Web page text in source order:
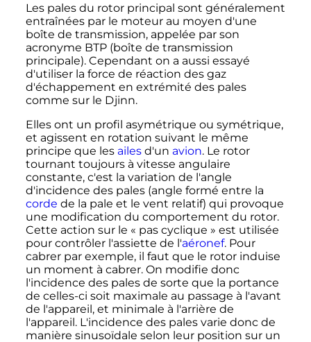
Les pales du rotor principal sont généralement
entraînées par le moteur au moyen d'une
boîte de transmission, appelée par son
acronyme BTP (boîte de transmission
principale). Cependant on a aussi essayé
d'utiliser la force de réaction des gaz
d'échappement en extrémité des pales
comme sur le Djinn.
Elles ont un profil asymétrique ou symétrique,
et agissent en rotation suivant le même
principe que les ailesd'un avion. Le rotor
tournant toujours à vitesse angulaire
constante, c'est la variation de l'angle
d'incidence des pales (angle formé entre la
corde de la pale et le vent relatif) qui provoque
une modification du comportement du rotor.
Cette action sur le « pas cyclique » est utilisée
pour contrôler l'assiette de l'aéronef. Pour
cabrer par exemple, il faut que le rotor induise
un moment à cabrer. On modifie donc
l'incidence des pales de sorte que la portance
de celles-ci soit maximale au passage à l'avant
de l'appareil, et minimale à l'arrière de
l'appareil. L'incidence des pales varie donc de
manière sinusoïdale selon leur position sur un